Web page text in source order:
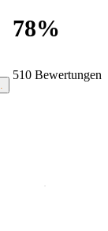
78%
510 Bewertungen